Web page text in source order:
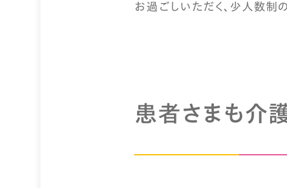
お過ごしいただく、少人数制
患者さまも介